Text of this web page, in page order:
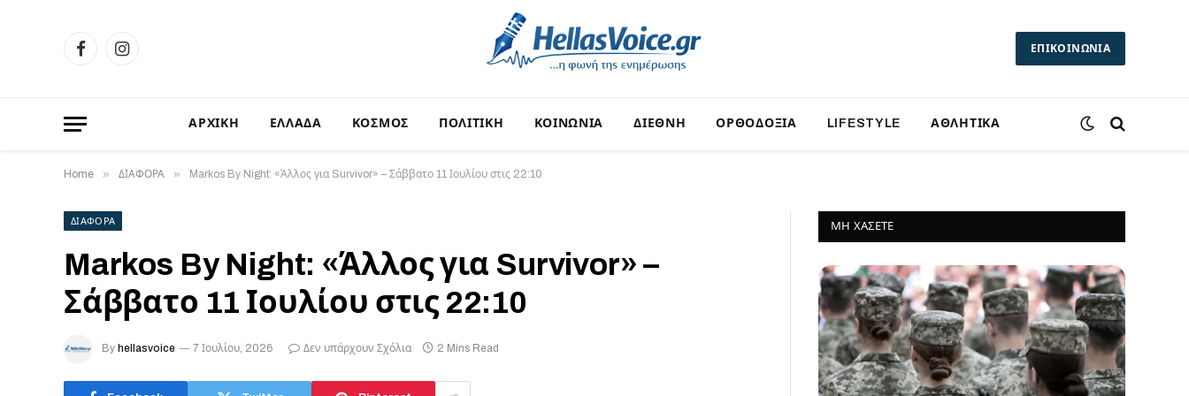
FacebookInstagram ΕΠΙΚΟΙΝΩΝΙΑ
ΑΡΧΙΚΗ ΕΛΛΑΔΑ ΚΟΣΜΟΣ ΠΟΛΙΤΙΚΗ ΚΟΙΝΩΝΙΑ ΔΙΕΘΝΗ ΟΡΘΟΔΟΞΙΑ LIFESTYLE ΑΘΛΗΤΙΚΑ
Home » ΔΙΑΦΟΡΑ » Markos By Night: «Άλλος για Survivor» – Σάββατο 11 Ιουλίου στις 22:10
ΔΙΑΦΟΡΑ
Markos By Night: «Άλλος για Survivor» –
Σάββατο 11 Ιουλίου στις 22:10
By hellasvoice 7 Ιουλίου, 2026 Δεν υπάρχουν Σχόλια 2 Mins Read
ΜΗ ΧΆΣΕΤΕ